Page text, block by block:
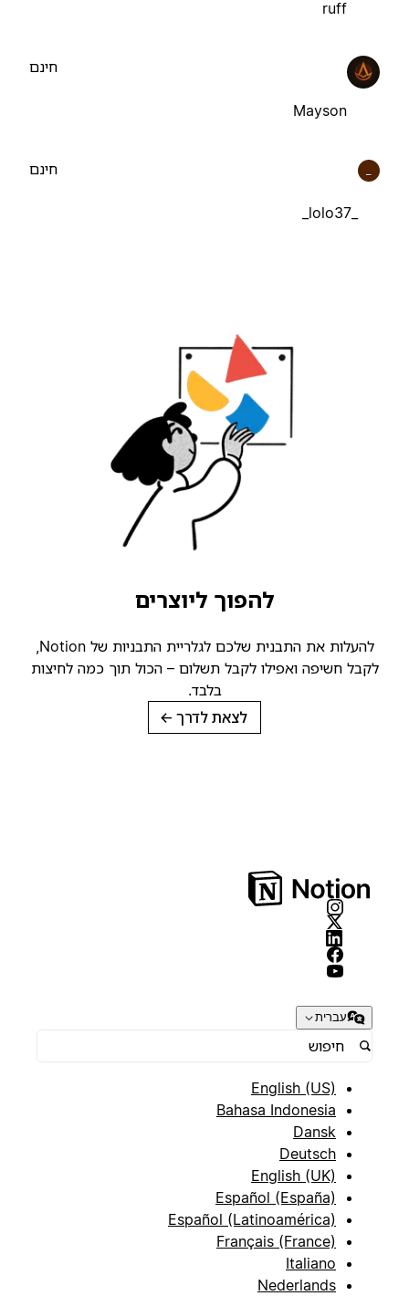
Mayson
להפוך ליוצרים
להעלות את התבנית שלכם לגלריית התבניות של Notion,
לקבל חשיפה ואפילו לקבל תשלום – הכול תוך כמה לחיצות
בלבד.
לצאת לדרך→
עברית
English (US)
Bahasa Indonesia
Dansk
Deutsch
English (UK)
Español (España)
Español (Latinoamérica)
Français (France)
Italiano
Nederlands